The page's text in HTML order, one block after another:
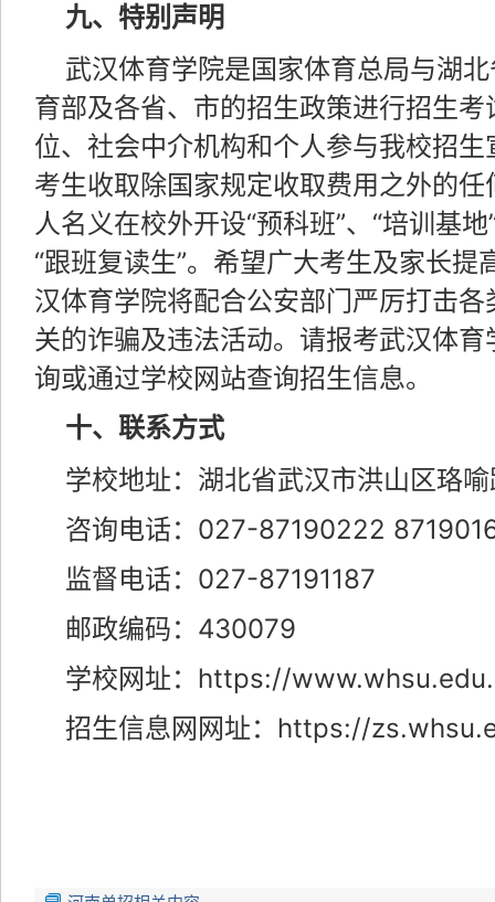
九、特别声明
武汉体育学院是国家体育总局与湖
育部及各省、市的招生政策进行招生
位、社会中介机构和个人参与我校招
考生收取除国家规定收取费用之外的
人名义在校外开设“预科班”、“培训基
“跟班复读生”。希望广大考生及家长
汉体育学院将配合公安部门严厉打击
关的诈骗及违法活动。请报考武汉体
询或通过学校网站查询招生信息。
十、联系方式
学校地址：湖北省武汉市洪山区珞
咨询电话：027-87190222
监督电话：027-87191187
邮政编码：430079
学校网址：https://
招生信息网网址：https://